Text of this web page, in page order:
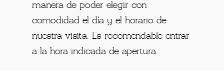
manera de poder elegir con
comodidad el día y el horario de
nuestra visita. Es recomendable entrar
a la hora indicada de apertura.